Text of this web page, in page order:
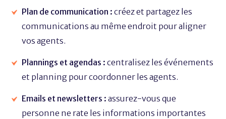
Plan de communication : créez et partagez les
communications au même endroit pour aligner
vos agents.
Plannings et agendas : centralisez les événements
et planning pour coordonner les agents.
Emails et newsletters : assurez-vous que
personne ne rate les informations importantes